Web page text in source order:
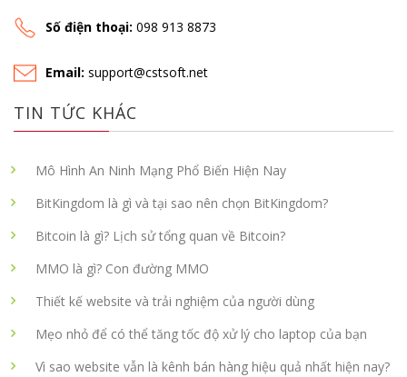
Số điện thoại: 098 913 8873
Email: support@cstsoft.net
TIN TỨC KHÁC
Mô Hình An Ninh Mạng Phổ Biến Hiện Nay
BitKingdom là gì và tại sao nên chọn BitKingdom?
Bitcoin là gì? Lịch sử tổng quan về Bitcoin?
MMO là gì? Con đường MMO
Thiết kế website và trải nghiệm của người dùng
Mẹo nhỏ để có thể tăng tốc độ xử lý cho laptop của bạn
Vì sao website vẫn là kênh bán hàng hiệu quả nhất hiện nay?